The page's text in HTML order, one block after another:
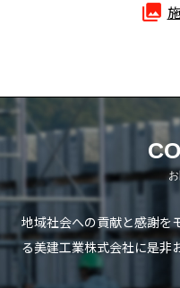
photo_library
地域社会への貢献と感謝を
る美建工業株式会社に是非